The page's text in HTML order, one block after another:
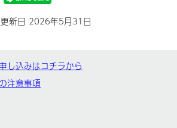
更新日 2026年5月31日
し込みはコチラから
注意事項